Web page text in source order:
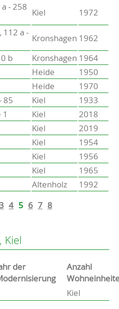
- 258
Kiel
1972
112 a -
Kronshagen 1962
b
Kronshagen 1964
Heide
1950
Heide
1970
85
Kiel
1933
Kiel
2018
Kiel
2019
Kiel
1954
Kiel
1956
Kiel
1965
Altenholz
1992
4 5 6 7 8
Kiel
der
Anzahl
Kiel